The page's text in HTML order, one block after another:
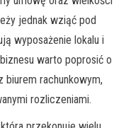
jednak wziąć pod
wyposażenie lokalu i
warto poprosić o
biurem rachunkowym,
rozliczeniami.